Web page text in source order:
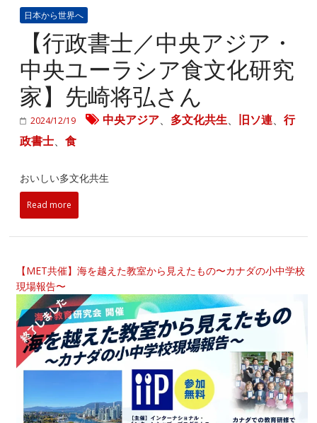
日本から世界へ
【行政書士／中央アジア・
中央ユーラシア食文化研究
家】先崎将弘さん
2024/12/19 中央アジア、 多文化共生、 旧ソ連、行
政書士、食
おいしい多文化共生
Read more
【MET共催】海を越えた教室から見えたもの〜カナダの小中学校
現場報告〜